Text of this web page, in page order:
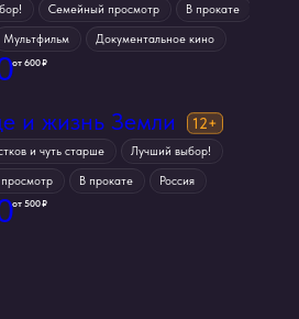
семейный просмотр
в прокате
мультфильм документальное кино
от 600 ₽
и жизнь Земли
и чуть старше
лучший выбор!
в прокате россия
от 500 ₽